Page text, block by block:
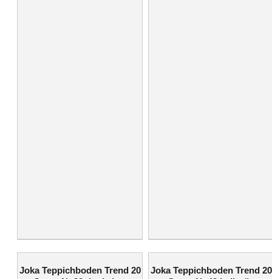
Joka Teppichboden Trend 20
Joka Teppichboden Trend 20